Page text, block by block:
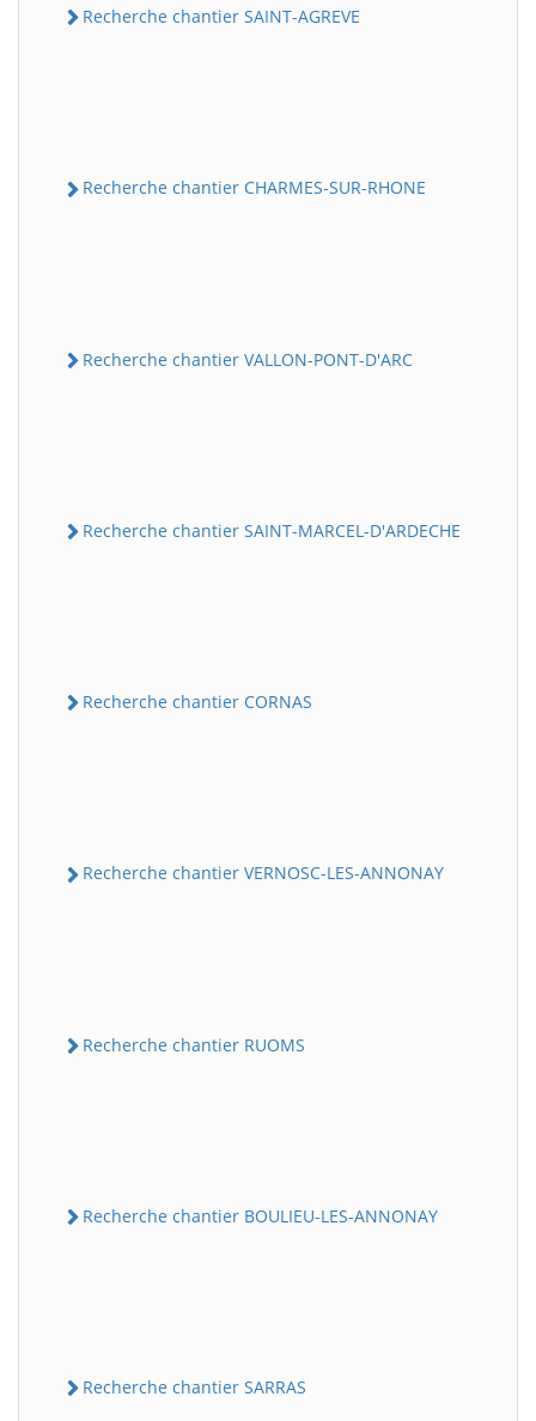
Recherche chantier SAINT-AGREVE
Recherche chantier CHARMES-SUR-RHONE
Recherche chantier VALLON-PONT-D'ARC
Recherche chantier SAINT-MARCEL-D'ARDECHE
Recherche chantier CORNAS
Recherche chantier VERNOSC-LES-ANNONAY
Recherche chantier RUOMS
Recherche chantier BOULIEU-LES-ANNONAY
Recherche chantier SARRAS